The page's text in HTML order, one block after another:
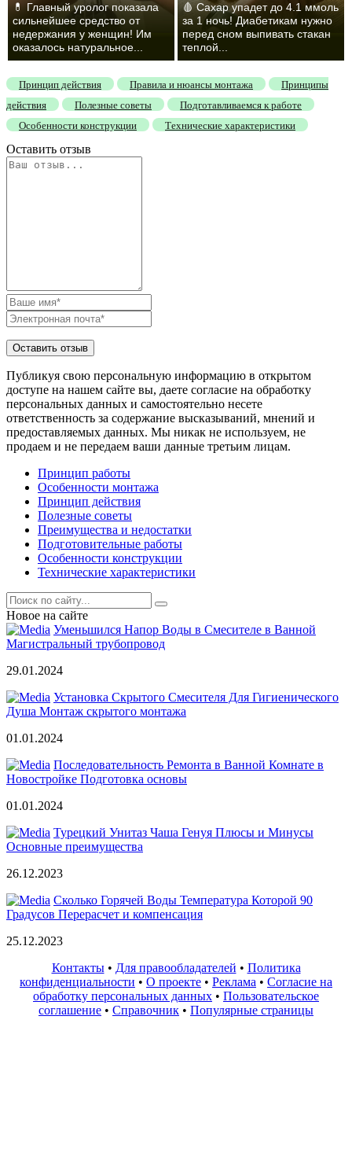
💊 Главный уролог показала
сильнейшее средство от
недержания у женщин! Им
оказалось натуральное...
🩸 Сахар упадет до 4.1 ммоль
за 1 ночь! Диабетикам нужно
перед сном выпивать стакан
теплой...
Принцип действия Правила и нюансы монтажа
Принципы
действия
Полезные советы
Подготавливаемся к работе
Особенности конструкции
Технические характеристики
Оставить отзыв
Публикуя свою персональную информацию в открытом
доступе на нашем сайте вы, даете согласие на обработку
персональных данных и самостоятельно несете
ответственность за содержание высказываний, мнений и
предоставляемых данных. Мы никак не используем, не
продаем и не передаем ваши данные третьим лицам.
Принцип работы
Особенности монтажа
Принцип действия
Полезные советы
Преимущества и недостатки
Подготовительные работы
Особенности конструкции
Технические характеристики
Новое на сайте
Уменьшился Напор Воды в Смесителе в Ванной
Магистральный трубопровод
29.01.2024
Установка Скрытого Смесителя Для Гигиенического
Душа Монтаж скрытого монтажа
01.01.2024
Последовательность Ремонта в Ванной Комнате в
Новостройке Подготовка основы
01.01.2024
Турецкий Унитаз Чаша Генуя Плюсы и Минусы
Основные преимущества
26.12.2023
Сколько Горячей Воды Температура Которой 90
Градусов Перерасчет и компенсация
25.12.2023
Контакты• Для правообладателей • Политика
конфиденциальности • О проекте • Реклама • Согласие на
обработку персональных данных • Пользовательское
соглашение • Справочник • Популярные страницы